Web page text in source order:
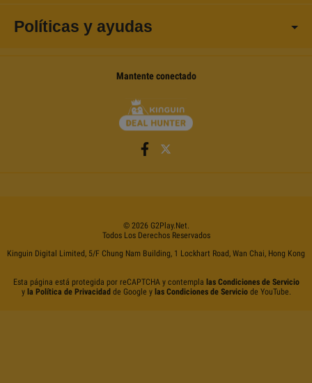
Políticas y ayudas
Mantente conectado
© 2026 G2Play.net.
Todos Los Derechos Reservados
Kinguin Digital Limited, 5/F Chung Nam Building, 1 Lockhart Road, Wan Chai, Hong Kong
Esta página está protegida por reCAPTCHA y contempla las Condiciones de Servicio
y la Política de Privacidad de Google y las Condiciones de Serviciode YouTube.